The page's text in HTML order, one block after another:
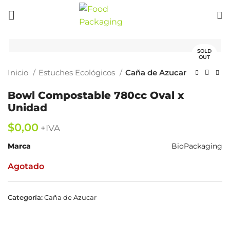
SOLD
OUT
Inicio Estuches Ecológicos Caña de Azucar
Bowl Compostable 780cc Oval x
Unidad
$
Marca BioPackaging
Agotado
Categoría:Caña de Azucar